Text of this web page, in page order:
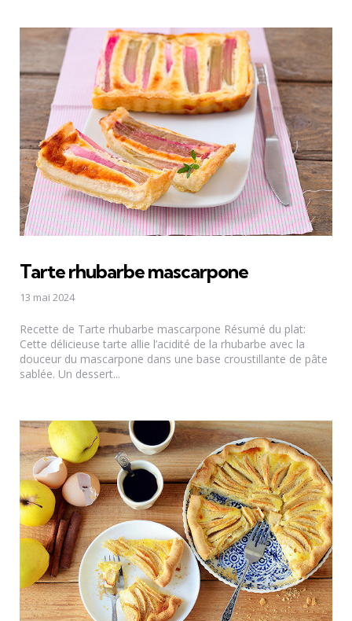
Tarte rhubarbe mascarpone
13 mai 2024
Recette de Tarte rhubarbe mascarpone Résumé du plat:
Cette délicieuse tarte allie l’acidité de la rhubarbe avec la
douceur du mascarpone dans une base croustillante de pâte
sablée. Un dessert...